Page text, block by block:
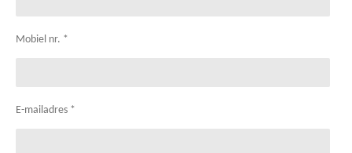
Mobiel nr. *
E-mailadres *